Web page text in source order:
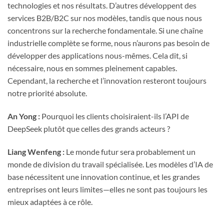
technologies et nos résultats. D’autres développent des
services B2B/B2C sur nos modèles, tandis que nous nous
concentrons sur la recherche fondamentale. Si une chaîne
industrielle complète se forme, nous n’aurons pas besoin de
développer des applications nous-mêmes. Cela dit, si
nécessaire, nous en sommes pleinement capables.
Cependant, la recherche et l’innovation resteront toujours
notre priorité absolute.
An Yong : Pourquoi les clients choisiraient-ils l’API de
DeepSeek plutôt que celles des grands acteurs ?
Liang Wenfeng : Le monde futur sera probablement un
monde de division du travail spécialisée. Les modèles d’IA de
base nécessitent une innovation continue, et les grandes
entreprises ont leurs limites—elles ne sont pas toujours les
mieux adaptées à ce rôle.